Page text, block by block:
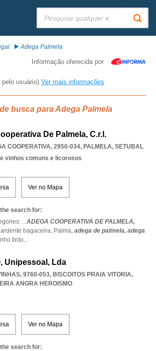
Adega Palmela
Informação oferecida por
usuário) Ver mais informações
busca para Adega Palmela
De Palmela, C.r.l.
COOPERATIVA, 2950-034, PALMELA, SETUBAL
vinhos comuns e licorosos
Ver no Mapa
search for:
...ADEGA COOPERATIVA DE PALMELA,
bagaceira, Palma, adega de palmela, adega
tinto...
Unipessoal, Lda
9760-053, BISCOITOS PRAIA VITORIA,
ANGRA HEROISMO
Ver no Mapa
search for: